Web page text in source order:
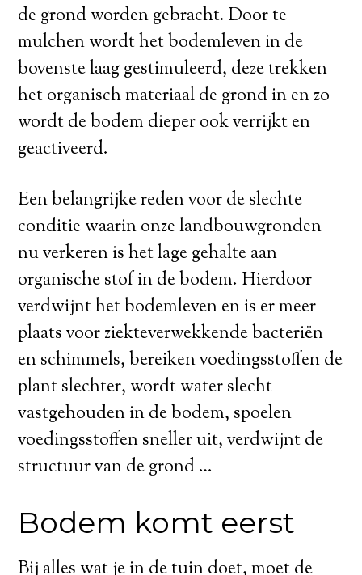
de grond worden gebracht. Door te
mulchen wordt het bodemleven in de
bovenste laag gestimuleerd, deze trekken
het organisch materiaal de grond in en zo
wordt de bodem dieper ook verrijkt en
geactiveerd.
Een belangrijke reden voor de slechte
conditie waarin onze landbouwgronden
nu verkeren is het lage gehalte aan
organische stof in de bodem. Hierdoor
verdwijnt het bodemleven en is er meer
plaats voor ziekteverwekkende bacteriën
en schimmels, bereiken voedingsstoffen de
plant slechter, wordt water slecht
vastgehouden in de bodem, spoelen
voedingsstoffen sneller uit, verdwijnt de
structuur van de grond …
Bodem komt eerst
Bij alles wat je in de tuin doet, moet de